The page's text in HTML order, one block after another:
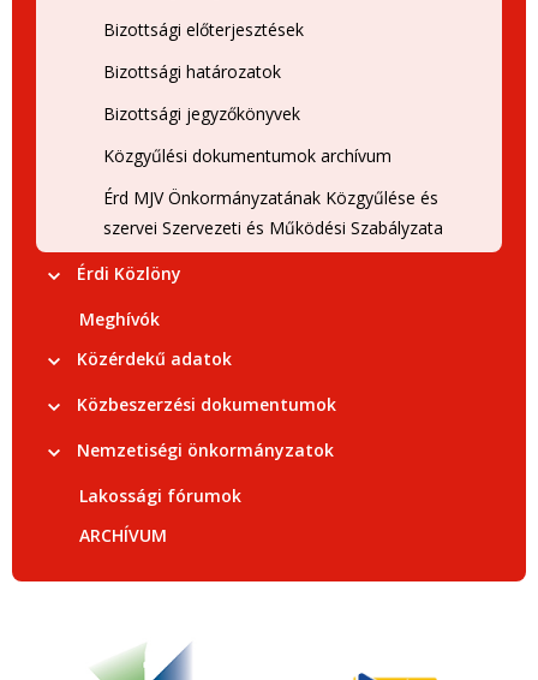
Bizottsági előterjesztések
Bizottsági határozatok
Bizottsági jegyzőkönyvek
Közgyűlési dokumentumok archívum
Érd MJV Önkormányzatának Közgyűlése és
szervei Szervezeti és Működési Szabályzata
Érdi Közlöny
Meghívók
Közérdekű adatok
Közbeszerzési dokumentumok
Nemzetiségi önkormányzatok
Lakossági fórumok
ARCHÍVUM